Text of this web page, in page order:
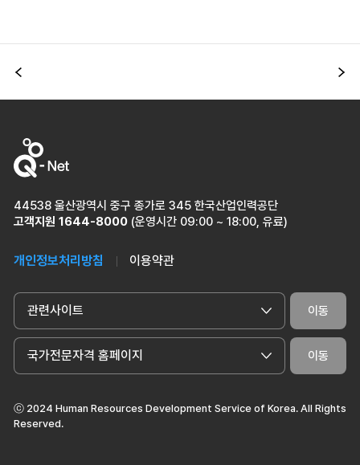
이전
44538 울산광역시 중구 종가로 345 한국산업인력공단
고객지원 1644-8000 (운영시간 09:00 ~ 18:00, 유료)
개인정보처리방침 이용약관
관련사이트 이동
국가전문자격 홈페이지 이동
ⓒ 2024 Human Resources Development Service of Korea. All Rights
Reserved.